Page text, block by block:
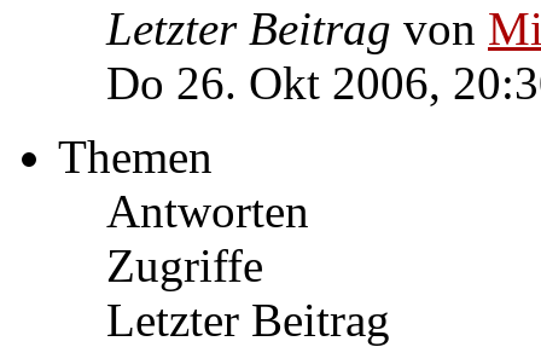
Letzter Beitrag von
Do 26. Okt 2006,
Themen
Antworten
Zugriffe
Letzter Beitrag